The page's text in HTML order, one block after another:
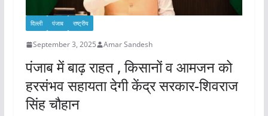
दिल्ली पंजाब राष्ट्रीय
September 3, 2025 Amar Sandesh
पंजाब में बाढ़ राहत , किसानों व आमजन को
हरसंभव सहायता देगी केंद्र सरकार-शिवराज
सिंह चौहान